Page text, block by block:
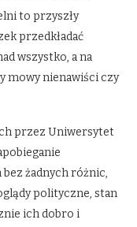
to przyszły
przedkładać
wszystko, a na
mowy nienawiści czy
przez Uniwersytet
żadnych różnic,
polityczne, stan
ich dobro i